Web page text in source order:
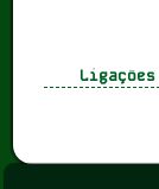
Ligações